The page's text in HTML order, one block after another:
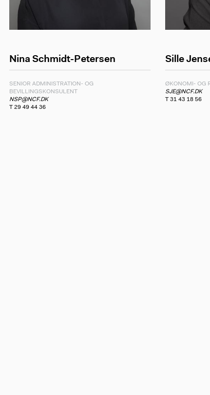
Nina Schmidt-Petersen
SENIOR ADMINISTRATION- OG
BEVILLINGSKONSULENT
NSP@NCF.DK
T 29 49 44 36
Sille
ØKONOMI- OG
SJE@NCF.DK
T 31 43 18 56